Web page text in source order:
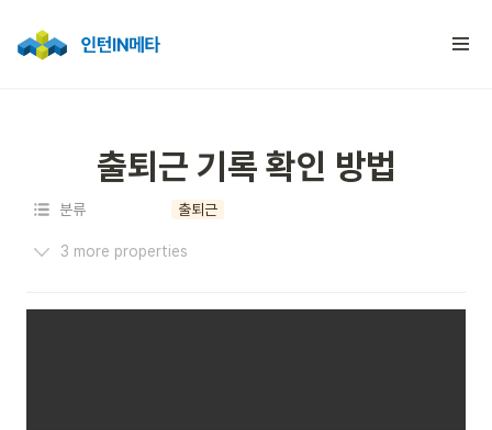
출퇴근 기록 확인 방법
분류 출퇴근
3 more properties